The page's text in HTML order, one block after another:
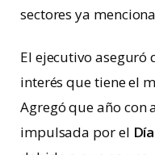
sectores ya
El ejecutivo
interés que tiene el
Agregó que año con
impulsada por el